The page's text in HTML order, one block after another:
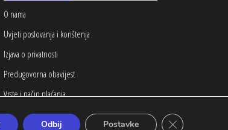
O nama
Uvjeti poslovanja i korištenja
Izjava o privatnosti
Predugovorna obavijest
Vrste i način plaćanja
Dostava
Odbij Postavke Close GDPR